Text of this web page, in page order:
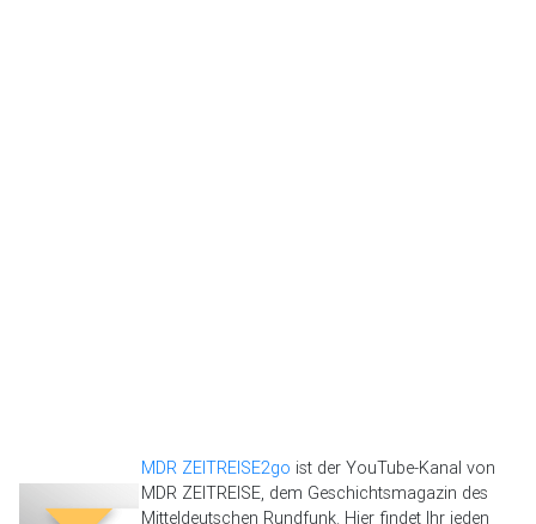
MDR ZEITREISE2go ist der YouTube-Kanal von
MDR ZEITREISE, dem Geschichtsmagazin des
Mitteldeutschen Rundfunk. Hier findet Ihr jeden